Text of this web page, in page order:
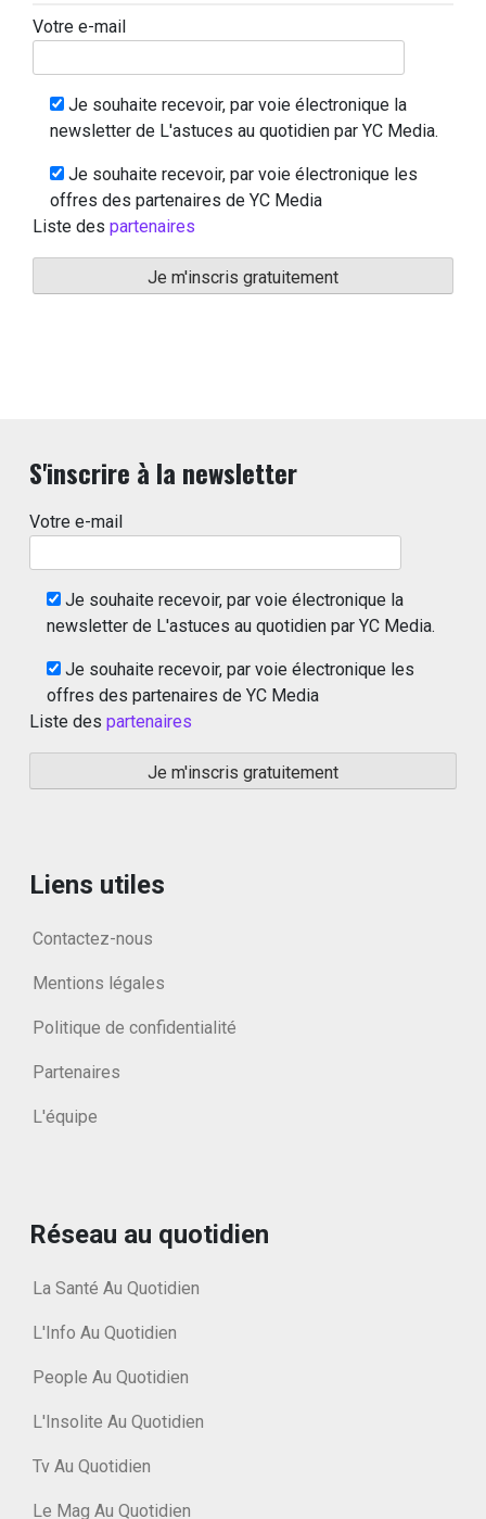
Votre e-mail
Je souhaite recevoir, par voie électronique la
newsletter de L'astuces au quotidien par YC Media.
Je souhaite recevoir, par voie électronique les
offres des partenaires de YC Media
Liste des partenaires
S'inscrire à la newsletter
Votre e-mail
Je souhaite recevoir, par voie électronique la
newsletter de L'astuces au quotidien par YC Media.
Je souhaite recevoir, par voie électronique les
offres des partenaires de YC Media
Liste des partenaires
Liens utiles
Contactez-nous
Mentions légales
Politique de confidentialité
Partenaires
L'équipe
Réseau au quotidien
La Santé Au Quotidien
L'Info Au Quotidien
People Au Quotidien
L'Insolite Au Quotidien
Tv Au Quotidien
Le Mag Au Quotidien